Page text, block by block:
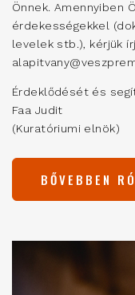
Önnek. Amennyiben
érdekességekkel
levelek stb.), kérjük
Érdeklődését és
Faa Judit
(Kuratóriumi elnök)
BŐVEBBEN